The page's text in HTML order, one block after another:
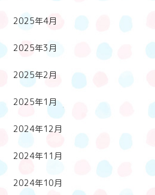
2025年4月
2025年3月
2025年2月
2025年1月
2024年12月
2024年11月
2024年10月